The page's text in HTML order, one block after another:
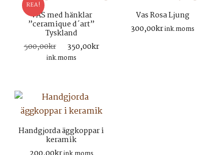
REA!
VAS med hänklar
”ceramique d´art”
Tyskland
500,00kr
Det
ursprungliga
350,00kr
ink.moms
Vas Rosa Ljung
300,00krink.moms
Handgjorda äggkoppar i
keramik